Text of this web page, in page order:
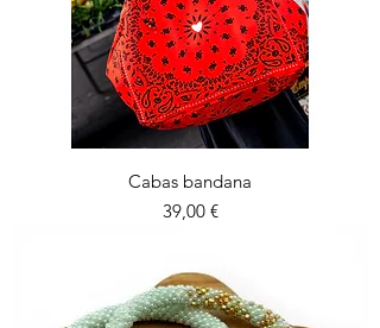
Cabas bandana
Prix
39,00 €